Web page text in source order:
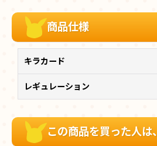
商品仕様
キラカード
レギュレーション
この商品を買った人